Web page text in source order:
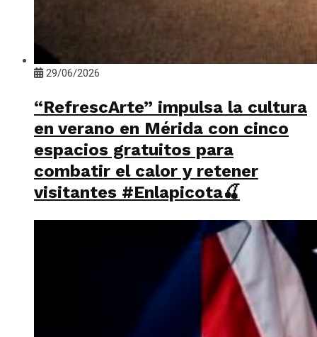
29/06/2026
“RefrescArte” impulsa la cultura
en verano en Mérida con cinco
espacios gratuitos para
combatir el calor y retener
visitantes #Enlapicota🍒